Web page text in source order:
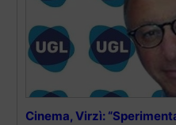
Cinema, Virzì: